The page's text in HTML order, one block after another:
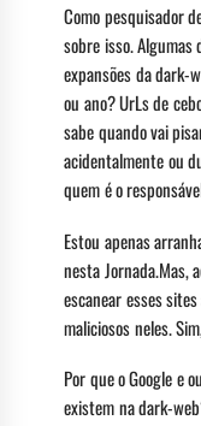
Como pesquisador
sobre isso. Algumas
expansões da dark-
ou ano? UrLs de
sabe quando vai
acidentalmente ou
quem é o
Estou apenas
nesta Jornada.Mas,
escanear esses
maliciosos neles.
Por que o Google e
existem na dark-